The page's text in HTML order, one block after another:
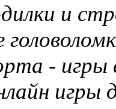
и
-
игры